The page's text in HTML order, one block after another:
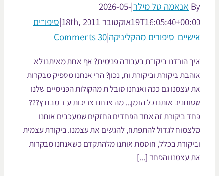
אנאמה טל מילר|
2026-05-
אוקטובר 18th, 2011 |סיפורים
וסיפורים מהקליניקה|
30 Comments
הורדנו ביקורת בעבודה פנימית? אף אחת מאיתנו לא
ביקורת וביקורתיות, נכון? הרי אנחנו מספיק מבקרות
עצמנו גם ככה ואנחנו סובלות מהקולות הפנימיים שלנו
אותנו כל הזמן... מה אנחנו צריכות עוד מבחוץ???
ביקורת זה אחד הפחדים החזקים שמעכבים אותנו
לגדול להתפתח, להגשים את עצמנו. ביקורת עצמית
בכלל, חוסמת אותנו מלהתקדם כשאנחנו מבקרות
עצמנו והפחד [...]